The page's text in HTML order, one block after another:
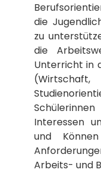
die
zu
die
Unterricht in
Interessen
und
Arbeits- und